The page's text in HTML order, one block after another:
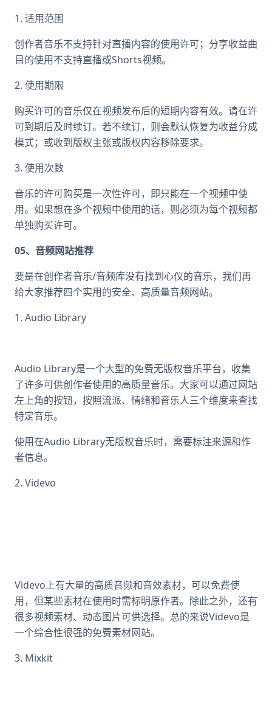
1. 适用范围
创作者音乐不支持针对直播内容的使用许可；分享收益曲
目的使用不支持直播或Shorts视频。
2. 使用期限
购买许可的音乐仅在视频发布后的短期内容有效。请在许
可到期后及时续订。若不续订，则会默认恢复为收益分成
模式；或收到版权主张或版权内容移除要求。
3. 使用次数
音乐的许可购买是一次性许可，即只能在一个视频中使
用。如果想在多个视频中使用的话，则必须为每个视频都
单独购买许可。
05、音频网站推荐
要是在创作者音乐/音频库没有找到心仪的音乐，我们再
给大家推荐四个实用的安全、高质量音频网站。
1. Audio Library
Audio Library是一个大型的免费无版权音乐平台，收集
了许多可供创作者使用的高质量音乐。大家可以通过网站
左上角的按钮，按照流派、情绪和音乐人三个维度来查找
特定音乐。
使用在Audio Library无版权音乐时，需要标注来源和作
者信息。
2. Videvo
Videvo上有大量的高质音频和音效素材，可以免费使
用，但某些素材在使用时需标明原作者。除此之外，还有
很多视频素材、动态图片可供选择。总的来说Videvo是
一个综合性很强的免费素材网站。
3. Mixkit